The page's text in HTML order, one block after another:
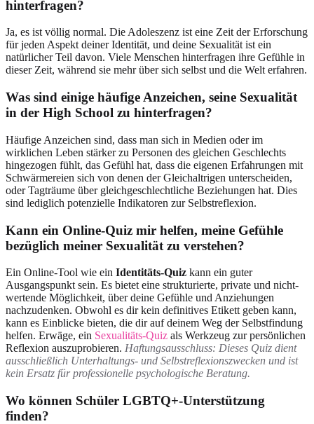
hinterfragen?
Ja, es ist völlig normal. Die Adoleszenz ist eine Zeit der Erforschung
für jeden Aspekt deiner Identität, und deine Sexualität ist ein
natürlicher Teil davon. Viele Menschen hinterfragen ihre Gefühle in
dieser Zeit, während sie mehr über sich selbst und die Welt erfahren.
Was sind einige häufige Anzeichen, seine Sexualität
in der High School zu hinterfragen?
Häufige Anzeichen sind, dass man sich in Medien oder im
wirklichen Leben stärker zu Personen des gleichen Geschlechts
hingezogen fühlt, das Gefühl hat, dass die eigenen Erfahrungen mit
Schwärmereien sich von denen der Gleichaltrigen unterscheiden,
oder Tagträume über gleichgeschlechtliche Beziehungen hat. Dies
sind lediglich potenzielle Indikatoren zur Selbstreflexion.
Kann ein Online-Quiz mir helfen, meine Gefühle
bezüglich meiner Sexualität zu verstehen?
Ein Online-Tool wie ein Identitäts-Quiz kann ein guter
Ausgangspunkt sein. Es bietet eine strukturierte, private und nicht-
wertende Möglichkeit, über deine Gefühle und Anziehungen
nachzudenken. Obwohl es dir kein definitives Etikett geben kann,
kann es Einblicke bieten, die dir auf deinem Weg der Selbstfindung
helfen. Erwäge, ein Sexualitäts-Quiz als Werkzeug zur persönlichen
Reflexion auszuprobieren. Haftungsausschluss: Dieses Quiz dient
ausschließlich Unterhaltungs- und Selbstreflexionszwecken und ist
kein Ersatz für professionelle psychologische Beratung.
Wo können Schüler LGBTQ+-Unterstützung
finden?